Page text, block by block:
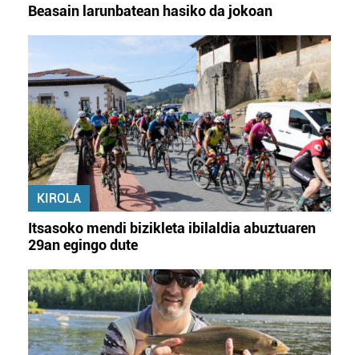
Beasain larunbatean hasiko da jokoan
KIROLA
Itsasoko mendi bizikleta ibilaldia abuztuaren
29an egingo dute